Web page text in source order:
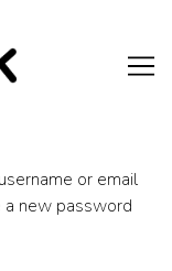
or email
a new password